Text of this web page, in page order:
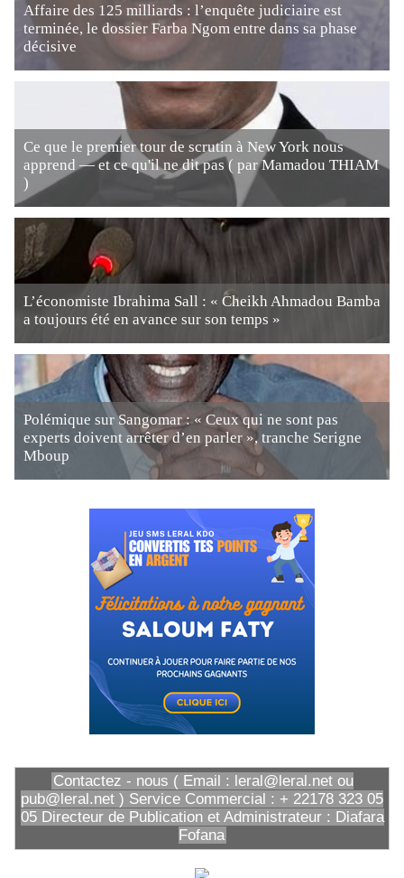
Affaire des 125 milliards : l’enquête judiciaire est
terminée, le dossier Farba Ngom entre dans sa phase
décisive
Ce que le premier tour de scrutin à New York nous
apprend — et ce qu'il ne dit pas ( par Mamadou THIAM
)
L’économiste Ibrahima Sall : « Cheikh Ahmadou Bamba
a toujours été en avance sur son temps »
Polémique sur Sangomar : « Ceux qui ne sont pas
experts doivent arrêter d’en parler », tranche Serigne
Mboup
Contactez - nous ( Email : leral@leral.net ou
pub@leral.net ) Service Commercial : + 22178 323 05
05 Directeur de Publication et Administrateur : Diafara
Fofana